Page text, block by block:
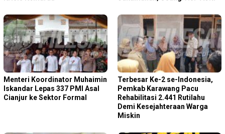
Menteri Koordinator Muhaimin
Iskandar Lepas 337 PMI Asal
Cianjur ke Sektor Formal
Terbesar Ke-2 se-Indonesia,
Pemkab Karawang Pacu
Rehabilitasi 2.441 Rutilahu
Demi Kesejahteraan Warga
Miskin